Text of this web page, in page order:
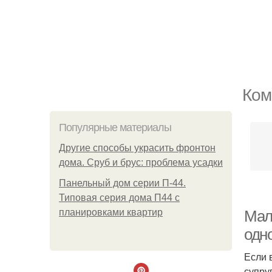
Популярные материалы
Другие способы украсить фронтон
дома. Сруб и брус: проблема усадки
Панельный дом серии П-44.
Типовая серия дома П44 с
планировками квартир
Если